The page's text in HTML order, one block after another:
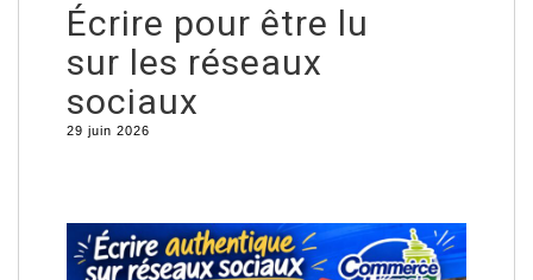
Écrire pour être lu
sur les réseaux
sociaux
29 juin 2026